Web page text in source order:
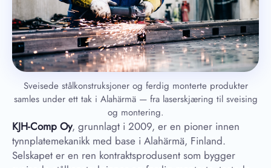
Sveisede stålkonstruksjoner og ferdig monterte produkter
samles under ett tak i Alahärmä — fra laserskjæring til sveising
og montering.
KJH-Comp Oy, grunnlagt i 2009, er en pioner innen
tynnplatemekanikk med base i Alahärmä, Finland.
Selskapet er en ren kontraktsprodusent som bygger